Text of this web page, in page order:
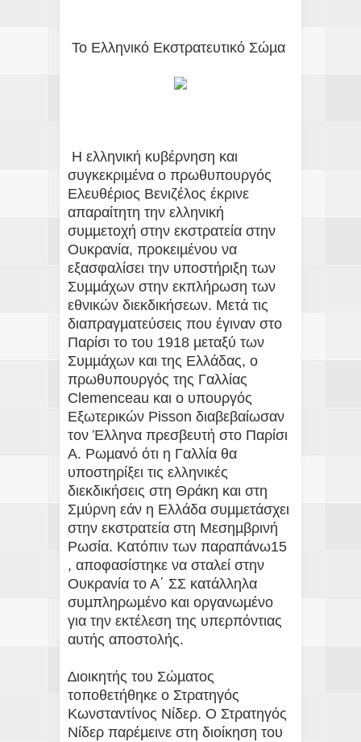
Το Ελληνικό Εκστρατευτικό Σώµα
Η ελληνική κυβέρνηση και
συγκεκριµένα ο πρωθυπουργός
Ελευθέριος Βενιζέλος έκρινε
απαραίτητη την ελληνική
συµµετοχή στην εκστρατεία στην
Ουκρανία, προκειµένου να
εξασφαλίσει την υποστήριξη των
Συµµάχων στην εκπλήρωση των
εθνικών διεκδικήσεων. Μετά τις
διαπραγµατεύσεις που έγιναν στο
Παρίσι το του 1918 µεταξύ των
Συµµάχων και της Ελλάδας, ο
πρωθυπουργός της Γαλλίας
Clemenceau και ο υπουργός
Εξωτερικών Pisson διαβεβαίωσαν
τον Έλληνα πρεσβευτή στο Παρίσι
Α. Ρωµανό ότι η Γαλλία θα
υποστηρίξει τις ελληνικές
διεκδικήσεις στη Θράκη και στη
Σµύρνη εάν η Ελλάδα συµµετάσχει
στην εκστρατεία στη Μεσηµβρινή
Ρωσία. Κατόπιν των παραπάνω15
, αποφασίστηκε να σταλεί στην
Ουκρανία το Α΄ ΣΣ κατάλληλα
συµπληρωµένο και οργανωµένο
για την εκτέλεση της υπερπόντιας
αυτής αποστολής.
∆ιοικητής του Σώµατος
τοποθετήθηκε ο Στρατηγός
Κωνσταντίνος Νίδερ. Ο Στρατηγός
Νίδερ παρέµεινε στη διοίκηση του